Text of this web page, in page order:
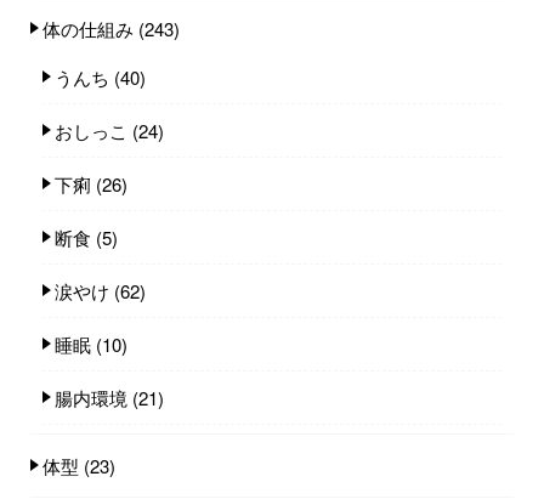
体の仕組み (243)
うんち (40)
おしっこ (24)
下痢 (26)
断食 (5)
涙やけ (62)
睡眠 (10)
腸内環境 (21)
体型 (23)